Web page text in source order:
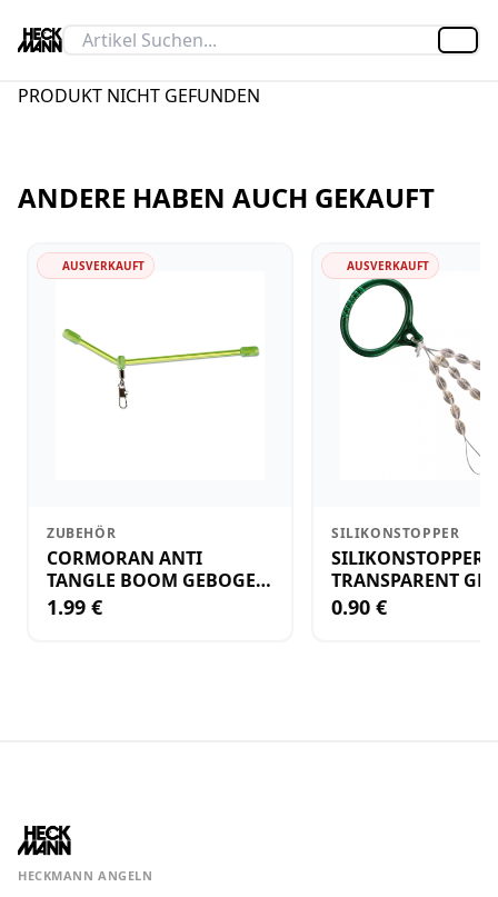
PRODUKT NICHT GEFUNDEN
ANDERE HABEN AUCH GEKAUFT
AUSVERKAUFT
ZUBEHÖR
CORMORAN ANTI
TANGLE BOOM GEBOGEN
12CM M.WIRBEL(PLASTIK)
1.99 €
AUSVERKAUFT
SILIKONSTOPPER
SILIKONSTOPPER
TRANSPARENT
KLEIN
0.90 €
HECKMANN ANGELN